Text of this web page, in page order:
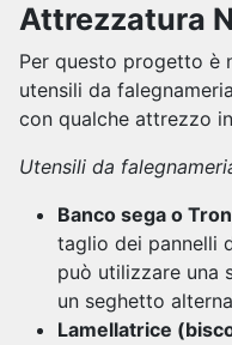
Attrezzatura
Per questo progetto è
utensili da
con qualche attrezzo
Utensili da
Banco sega o
taglio dei pannelli
può utilizzare una
un seghetto
Lamellatrice